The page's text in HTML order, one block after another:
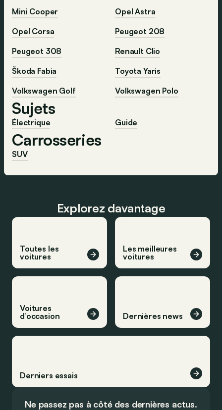
Mini Cooper
Opel Astra
Opel Corsa
Peugeot 208
Peugeot 308
Renault Clio
Škoda Fabia
Toyota Yaris
Volkswagen Golf
Volkswagen Polo
Sujets
Électrique Guide
Carrosseries
SUV
Explorez davantage
Toutes les
voitures
Les meilleures
voitures
Voitures
d’occasion
Dernières news
Derniers essais
Ne passez pas à côté des dernières actus.